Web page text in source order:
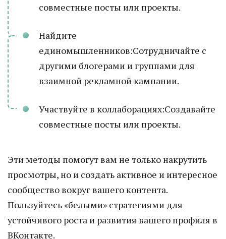
совместные посты или проекты.
Найдите
единомышленников:Сотрудничайте с
другими блогерами и группами для
взаимной рекламной кампании.
Участвуйте в коллаборациях:Создавайте
совместные посты или проекты.
Эти методы помогут вам не только накрутить
просмотры, но и создать активное и интересное
сообщество вокруг вашего контента.
Пользуйтесь «белыми» стратегиями для
устойчивого роста и развития вашего профиля в
ВКонтакте.